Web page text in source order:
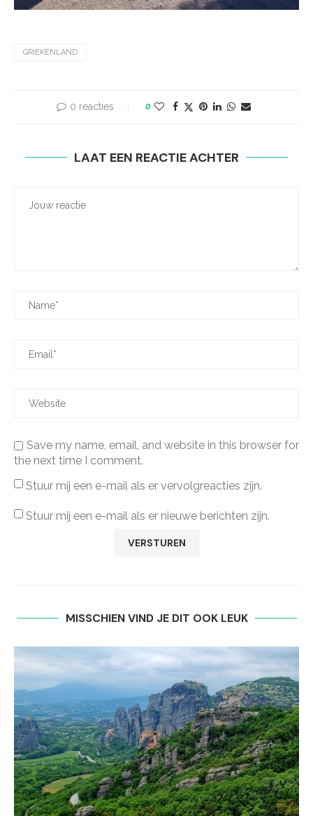
GRIEKENLAND
0 reacties 0
LAAT EEN REACTIE ACHTER
Save my name, email, and website in this browser for
the next time I comment.
Stuur mij een e-mail als er vervolgreacties zijn.
Stuur mij een e-mail als er nieuwe berichten zijn.
MISSCHIEN VIND JE DIT OOK LEUK